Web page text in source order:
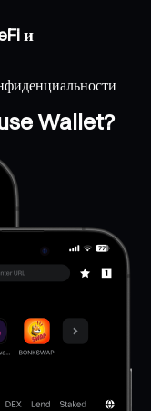
и
Wallet?